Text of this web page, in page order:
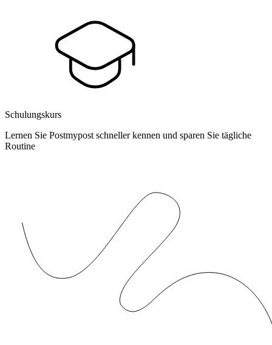
Schulungskurs
Lernen Sie Postmypost schneller kennen und sparen Sie tägliche
Routine